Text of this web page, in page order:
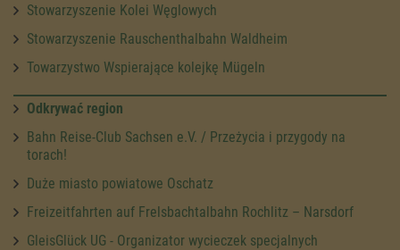
Stowarzyszenie Kolei Węglowych
Stowarzyszenie Rauschenthalbahn Waldheim
Towarzystwo Wspierające kolejkę Mügeln
Odkrywać region
Bahn Reise-Club Sachsen e.V. / Przeżycia i przygody na
torach!
Duże miasto powiatowe Oschatz
Freizeitfahrten auf Frelsbachtalbahn Rochlitz – Narsdorf
GleisGlück UG - Organizator wycieczek specjalnych